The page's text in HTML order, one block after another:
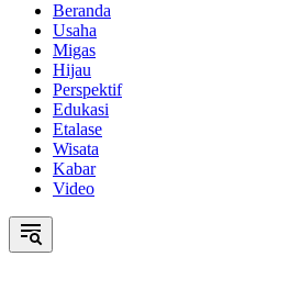
Beranda
Usaha
Migas
Hijau
Perspektif
Edukasi
Etalase
Wisata
Kabar
Video